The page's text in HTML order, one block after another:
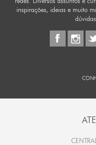
inspirações, ideias e muito